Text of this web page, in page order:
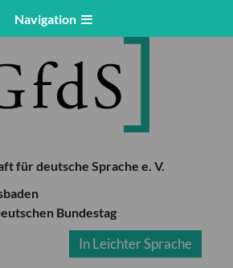
Navigation
für deutsche Sprache e. V.
Bundestag
In Leichter Sprache